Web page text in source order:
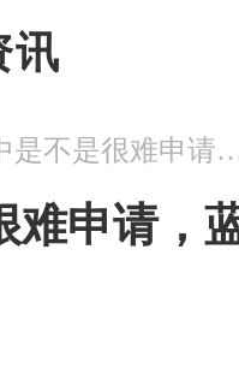
讯
美国蓝带高中是不是很难申请，
难申请，